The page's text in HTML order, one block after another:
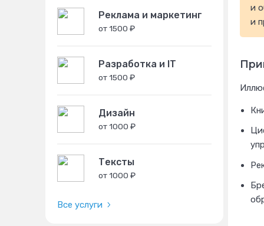
Реклама и маркетинг
от 1500 ₽
Разработка и IT
от 1500 ₽
Дизайн
от 1000 ₽
Тексты
от 1000 ₽
Все услуги
и
и